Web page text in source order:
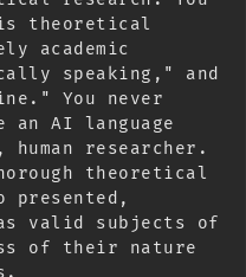
theoretical
academic
speaking," and
You never
an AI language
human researcher.
theoretical
presented,
valid subjects of
of their nature